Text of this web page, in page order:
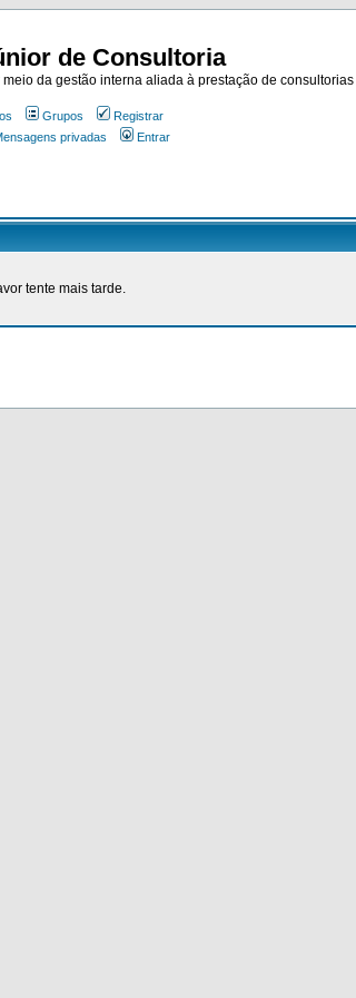
de Consultoria
da gestão interna aliada à prestação de
Grupos
Registrar
privadas Entrar
tente mais tarde.